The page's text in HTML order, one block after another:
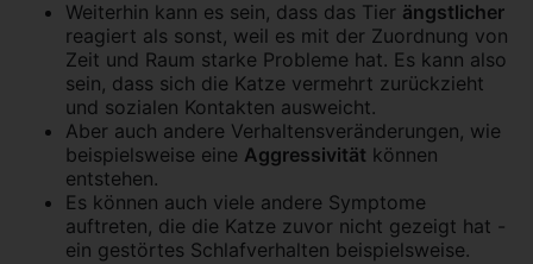
Weiterhin kann es sein, dass das Tier ängstlicher
reagiert als sonst, weil es mit der Zuordnung von
Zeit und Raum starke Probleme hat. Es kann also
sein, dass sich die Katze vermehrt zurückzieht
und sozialen Kontakten ausweicht.
Aber auch andere Verhaltensveränderungen, wie
beispielsweise eine Aggressivität können
entstehen.
Es können auch viele andere Symptome
auftreten, die die Katze zuvor nicht gezeigt hat -
ein gestörtes Schlafverhalten beispielsweise.